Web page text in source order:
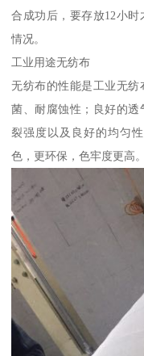
合成功后，要存放12小
情况。
工业用途无纺布
无纺布的性能是工业无
菌、耐腐蚀性；良好的
裂强度以及良好的均匀
色，更环保，色牢度更高。